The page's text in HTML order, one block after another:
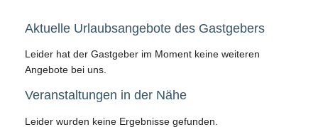
Aktuelle Urlaubsangebote des Gastgebers
Leider hat der Gastgeber im Moment keine weiteren
Angebote bei uns.
Veranstaltungen in der Nähe
Leider wurden keine Ergebnisse gefunden.